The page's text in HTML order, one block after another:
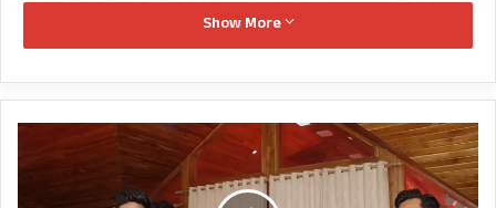
प्रस्तावित किया जिनके खिलाफ शंकर शांताराम मोर विपक्ष
के उम्मीदवार बने थे। मतदान में हां के पक्ष में 394 और ना
के पक्ष में 55 वोट पड़े थे। दूसरी बार इमरजेंसी के समय
एक दिसंबर 1975 को तत्कालीन लोकसभा अध्यक्ष जीएस
ढिल्लों ने अपने पद से इस्तीफा दे दिया था जिसके बाद
तत्कालीन प्रधानमंत्री इंदिरा गांधी ने बलिराम भगत को नया
Show More
NTA
द्वारा